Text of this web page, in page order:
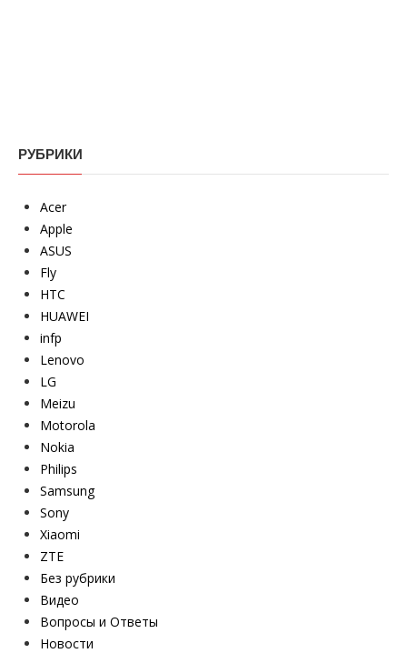
РУБРИКИ
Acer
Apple
ASUS
Fly
HTC
HUAWEI
infp
Lenovo
LG
Meizu
Motorola
Nokia
Philips
Samsung
Sony
Xiaomi
ZTE
Без рубрики
Видео
Вопросы и Ответы
Новости